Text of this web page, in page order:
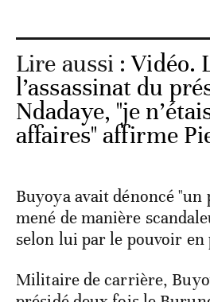
Lire aussi :Vidéo.
l’assassinat du
Ndadaye, "je
affaires" affirme
Buyoya avait dénoncé
mené de manière
selon lui par le pouvoir en
Militaire de carrière,